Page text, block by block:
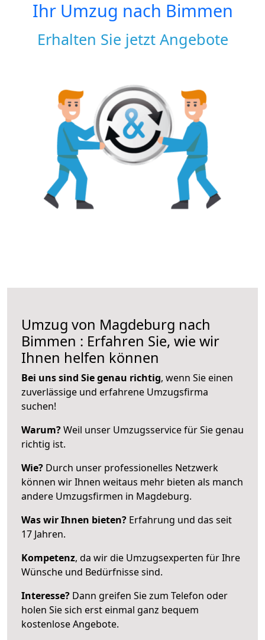
Ihr Umzug nach Bimmen
Erhalten Sie jetzt Angebote
Umzug von Magdeburg nach
Bimmen : Erfahren Sie, wie wir
Ihnen helfen können
Bei uns sind Sie genau richtig, wenn Sie einen
zuverlässige und erfahrene Umzugsfirma
suchen!
Warum?Weil unser Umzugsservice für Sie genau
richtig ist.
Wie? Durch unser professionelles Netzwerk
können wir Ihnen weitaus mehr bieten als manch
andere Umzugsfirmen in Magdeburg.
Was wir Ihnen bieten? Erfahrung und das seit
17 Jahren.
Kompetenz, da wir die Umzugsexperten für Ihre
Wünsche und Bedürfnisse sind.
Interesse? Dann greifen Sie zum Telefon oder
holen Sie sich erst einmal ganz bequem
kostenlose Angebote.